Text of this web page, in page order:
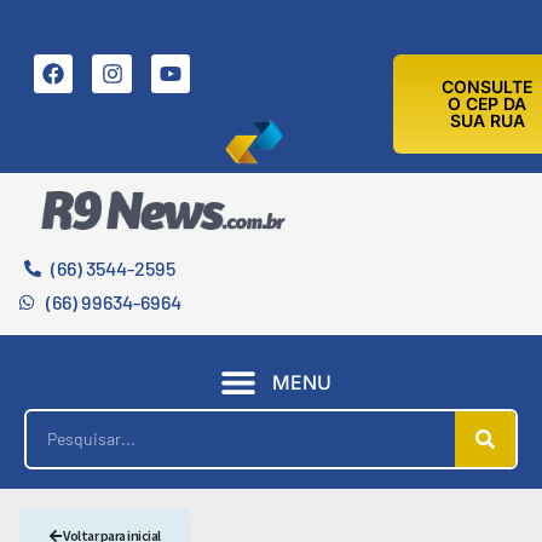
CONSULTE
O CEP DA
SUA RUA
(66) 3544-2595
(66) 99634-6964
MENU
Voltar para inicial